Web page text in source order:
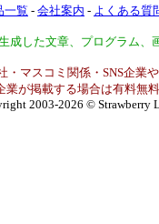
一覧 - 会社案内 - よくある質
成した文章、プログラム
・マスコミ関係・SNS企業
業が掲載する場合は有料無
2003-2026 © Strawberry